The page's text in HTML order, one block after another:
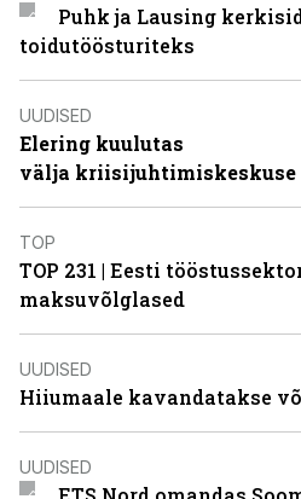
Puhk ja Lausing
toidutöösturiteks
UUDISED
Elering kuulutas
välja kriisijuhtimiskeskuse
TOP
TOP 231 | Eesti
maksuvõlglased
UUDISED
Hiiumaale kavandatakse
UUDISED